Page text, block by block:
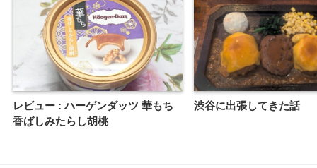
レビュー : ハーゲンダッツ 華もち
香ばしみたらし胡桃
渋谷に出張してきた話